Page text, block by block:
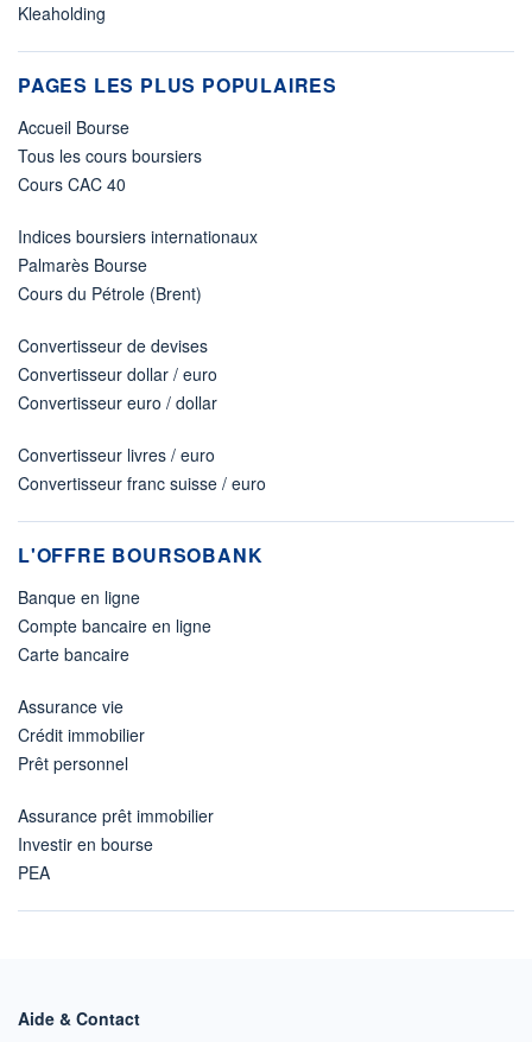
Kleaholding
PAGES LES PLUS POPULAIRES
Accueil Bourse
Tous les cours boursiers
Cours CAC 40
Indices boursiers internationaux
Palmarès Bourse
Cours du Pétrole (Brent)
Convertisseur de devises
Convertisseur dollar / euro
Convertisseur euro / dollar
Convertisseur livres / euro
Convertisseur franc suisse / euro
L'OFFRE BOURSOBANK
Banque en ligne
Compte bancaire en ligne
Carte bancaire
Assurance vie
Crédit immobilier
Prêt personnel
Assurance prêt immobilier
Investir en bourse
PEA
Aide & Contact